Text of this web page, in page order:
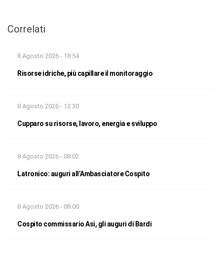
Correlati
8 Agosto 2026 - 18:54
Risorse idriche, più capillare il monitoraggio
8 Agosto 2026 - 12:30
Cupparo su risorse, lavoro, energia e sviluppo
8 Agosto 2026 - 08:02
Latronico: auguri all’Ambasciatore Cospito
8 Agosto 2026 - 08:00
Cospito commissario Asi, gli auguri di Bardi